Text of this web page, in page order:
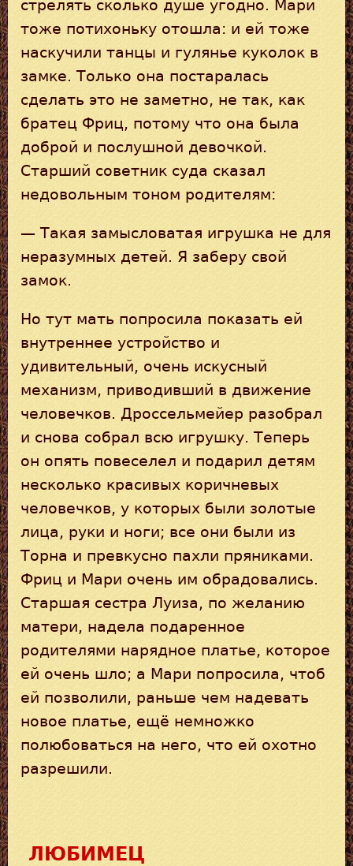
стрелять сколько душе угодно. Мари
тоже потихоньку отошла: и ей тоже
наскучили танцы и гулянье куколок в
замке. Только она постаралась
сделать это не заметно, не так, как
братец Фриц, потому что она была
доброй и послушной девочкой.
Старший советник суда сказал
недовольным тоном родителям:
— Такая замысловатая игрушка не для
неразумных детей. Я заберу свой
замок.
Но тут мать попросила показать ей
внутреннее устройство и
удивительный, очень искусный
механизм, приводивший в движение
человечков. Дроссельмейер разобрал
и снова собрал всю игрушку. Теперь
он опять повеселел и подарил детям
несколько красивых коричневых
человечков, у которых были золотые
лица, руки и ноги; все они были из
Торна и превкусно пахли пряниками.
Фриц и Мари очень им обрадовались.
Старшая сестра Луиза, по желанию
матери, надела подаренное
родителями нарядное платье, которое
ей очень шло; а Мари попросила, чтоб
ей позволили, раньше чем надевать
новое платье, ещё немножко
полюбоваться на него, что ей охотно
разрешили.
ЛЮБИМЕЦ